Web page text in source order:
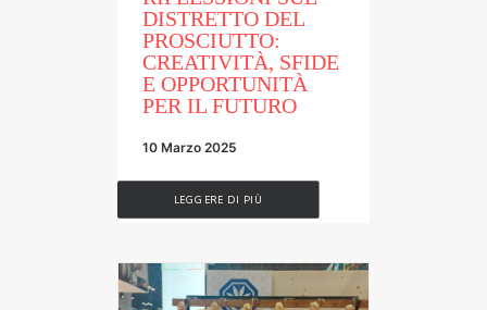
ENGLISH
ITALIANO
RICERCA
DISTRETTO DEL
PROSCIUTTO:
CREATIVITÀ, SFIDE
E OPPORTUNITÀ
PER IL FUTURO
10 Marzo 2025
LEGGERE DI PIÙ